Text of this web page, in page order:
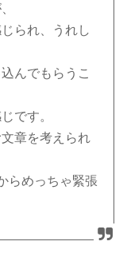
られ、うれし
んでもらうこ
です。
章を考えられ
らめっちゃ緊張